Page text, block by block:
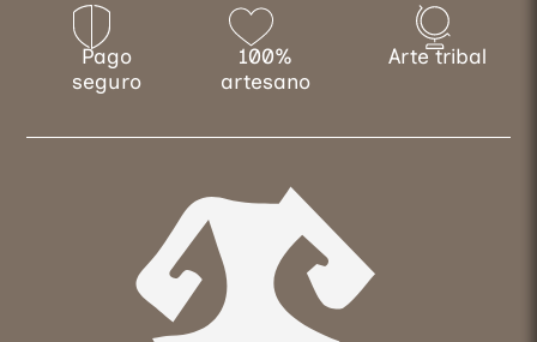
Pago
seguro
100%
artesano
Arte tribal